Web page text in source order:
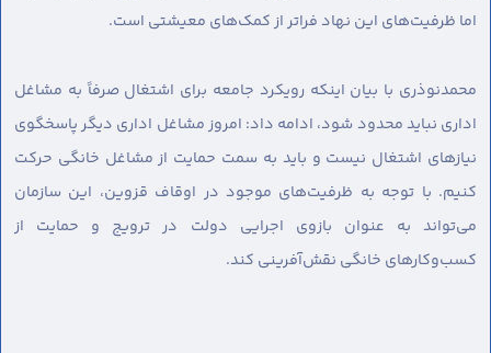
اما ظرفیت‌های این نهاد فراتر از کمک‌های معیشتی است.
محمدنوذری با بیان اینکه رویکرد جامعه برای اشتغال صرفاً به مشاغل
اداری نباید محدود شود، ادامه داد: امروز مشاغل اداری دیگر پاسخگوی
نیازهای اشتغال نیست و باید به سمت حمایت از مشاغل خانگی حرکت
کنیم. با توجه به ظرفیت‌های موجود در اوقاف قزوین، این سازمان
می‌تواند به عنوان بازوی اجرایی دولت در ترویج و حمایت از
کسب‌وکارهای خانگی نقش‌آفرینی کند.